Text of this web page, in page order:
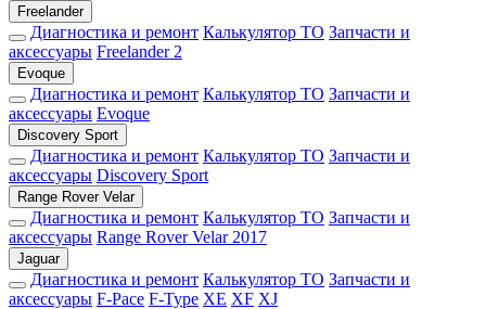
Freelander
Диагностика и ремонт Калькулятор ТО Запчасти и
аксессуары Freelander 2
Evoque
Диагностика и ремонт Калькулятор ТО Запчасти и
аксессуары Evoque
Discovery Sport
Диагностика и ремонт Калькулятор ТО Запчасти и
аксессуары Discovery Sport
Range Rover Velar
Диагностика и ремонт Калькулятор ТО Запчасти и
аксессуары Range Rover Velar 2017
Jaguar
Диагностика и ремонт Калькулятор ТО Запчасти и
аксессуары F-Pace F-Type XE XF XJ